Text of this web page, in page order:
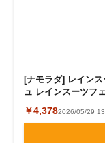
[ナモラダ] レイン
ュ レインスーツフ
￥4,3782026/05/29